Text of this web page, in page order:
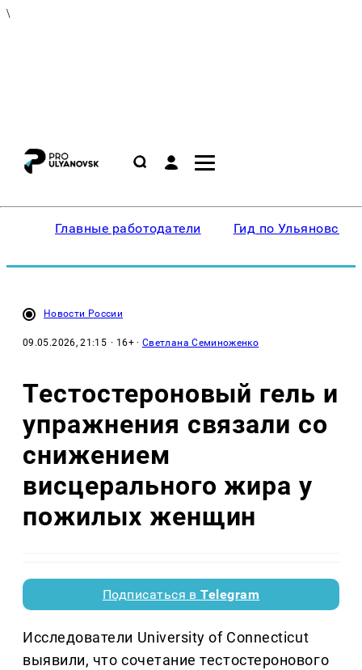
\
Главные работодатели Гид по Ульяновску
Новости России
09.05.2026, 21:15 · 16+ ·Светлана Семиноженко
Тестостероновый гель и
упражнения связали со
снижением
висцерального жира у
пожилых женщин
Подписаться вTelegram
Исследователи University of Connecticut
выявили, что сочетание тестостеронового